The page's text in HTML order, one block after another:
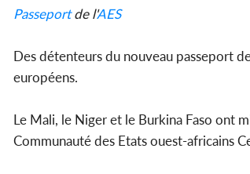
Passeportde l'AES
Des détenteurs du nouveau passeport
européens.
Le Mali, le Niger et le Burkina Faso ont
Communauté des Etats ouest-africains